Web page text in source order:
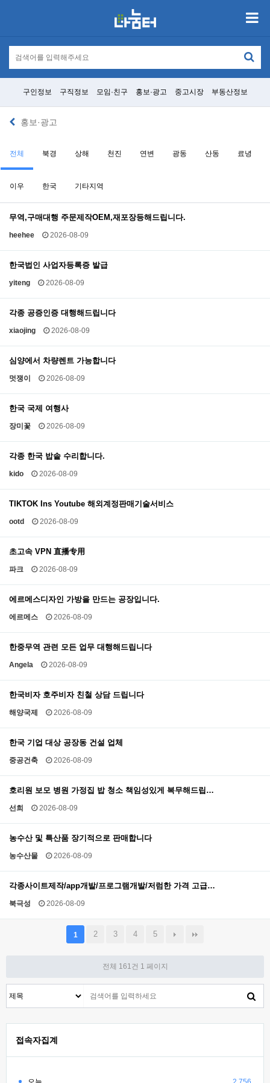
구인정보 구직정보 모임·친구 홍보·광고 중고시장 부동산정보
홍보·광고
전체 북경 상해 천진 연변 광동 산동 료녕
이우 한국 기타지역
무역,구매대행 주문제작OEM,재포장등해드립니다.
heehee 2026-08-09
한국법인 사업자등록증 발급
yiteng 2026-08-09
각종 공증인증 대행해드립니다
xiaojing 2026-08-09
심양에서 차량렌트 가능합니다
멋쟁이 2026-08-09
한국 국제 여행사
장미꽃 2026-08-09
각종 한국 밥솥 수리합니다.
kido 2026-08-09
TIKTOK Ins Youtube 해외계정판매기술서비스
ootd 2026-08-09
초고속 VPN 直播专用
파크 2026-08-09
에르메스디자인 가방을 만드는 공장입니다.
에르메스 2026-08-09
한중무역 관련 모든 업무 대행해드립니다
Angela 2026-08-09
한국비자 호주비자 친철 상담 드립니다
해양국제 2026-08-09
한국 기업 대상 공장동 건설 업체
중공건축 2026-08-09
호리원 보모 병원 가정집 밥 청소 책임성있게 복무해드립…
선희 2026-08-09
농수산 및 특산품 장기적으로 판매합니다
농수산물 2026-08-09
각종사이트제작/app개발/프로그램개발/저럼한 가격 고급…
북극성 2026-08-09
1 2 3 4 5
전체 161건 1 페이지
접속자집계